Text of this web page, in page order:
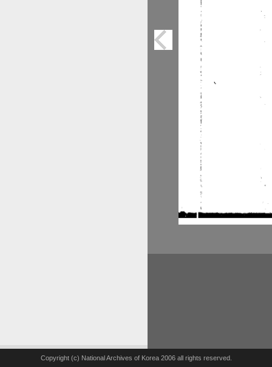
Copyright (c) National Archives of Korea 2006 all rights reserved.